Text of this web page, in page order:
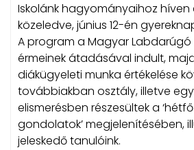
Iskolánk hagyományaihoz
közeledve, június 12-én
A program a Magyar Labdarúgó
érmeinek átadásával indult,
diákügyeleti munka értékelése
továbbiakban osztály, illetve
elismerésben részesültek a
gondolatok’ megjelenítésében,
jeleskedő tanulóink.